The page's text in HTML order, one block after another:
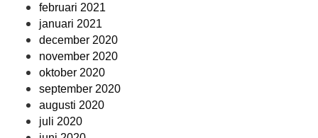
februari 2021
januari 2021
december 2020
november 2020
oktober 2020
september 2020
augusti 2020
juli 2020